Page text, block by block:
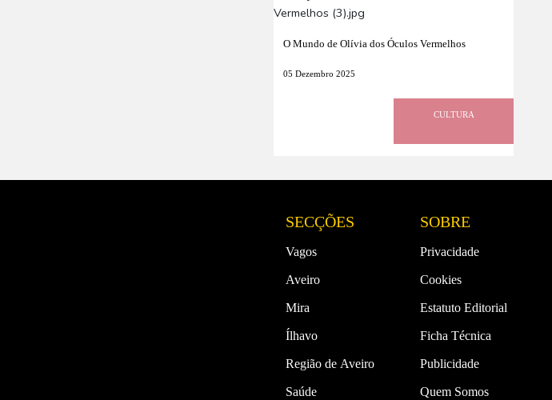
O Mundo de Olívia dos Óculos Vermelhos
05 Dezembro 2025
CULTURA
SECÇÕES
Vagos
Aveiro
Mira
Ílhavo
Região de Aveiro
Saúde
SOBRE
Privacidade
Cookies
Estatuto Editorial
Ficha Técnica
Publicidade
Quem Somos